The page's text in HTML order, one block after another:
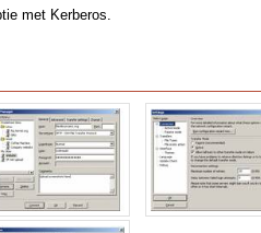
met Kerberos.